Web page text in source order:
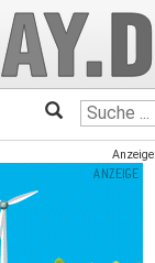
Anzeige